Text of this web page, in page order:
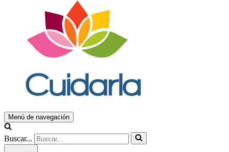
Menú de navegación
Buscar...